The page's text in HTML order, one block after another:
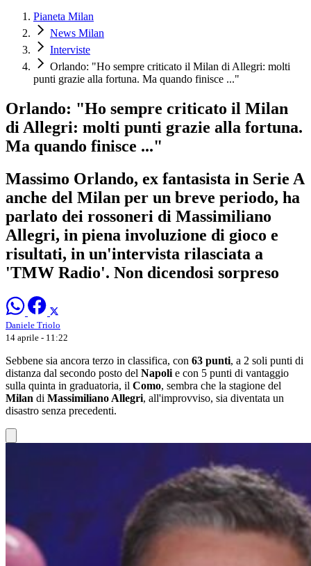
Pianeta Milan
News Milan
Interviste
Orlando: "Ho sempre criticato il Milan di Allegri: molti
punti grazie alla fortuna. Ma quando finisce ..."
Orlando: "Ho sempre criticato il Milan
di Allegri: molti punti grazie alla fortuna.
Ma quando finisce ..."
Massimo Orlando, ex fantasista in Serie A
anche del Milan per un breve periodo, ha
parlato dei rossoneri di Massimiliano
Allegri, in piena involuzione di gioco e
risultati, in un'intervista rilasciata a
'TMW Radio'. Non dicendosi sorpreso
Daniele Triolo
14 aprile - 11:22
Sebbene sia ancora terzo in classifica, con 63 punti, a 2 soli punti di
distanza dal secondo posto del Napoli e con 5 punti di vantaggio
sulla quinta in graduatoria, il Como, sembra che la stagione del
Milan di Massimiliano Allegri, all'improvviso, sia diventata un
disastro senza precedenti.